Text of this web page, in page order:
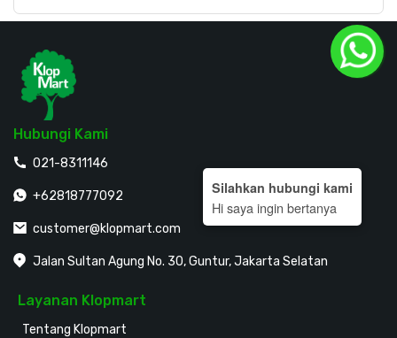
Hubungi Kami
021-8311146
+62818777092
customer@klopmart.com
Jalan Sultan Agung No. 30, Guntur, Jakarta Selatan
Layanan Klopmart
Tentang Klopmart
Silahkan hubungi kami
Hi saya ingin bertanya